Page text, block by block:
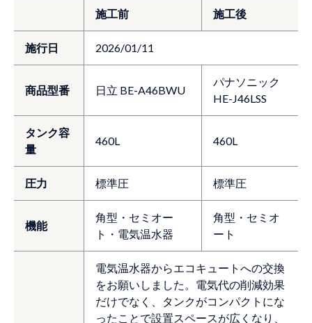
施工前 施工後
施行日 2026/01/11
商品型番 日立 BE-A46BWU
パナソニック
HE-J46LSS
タンク容
量
460L 460L
圧力 標準圧 標準圧
機能
角型・セミオー
ト・電気温水器
角型・セミオ
ート
電気温水器からエコキュートへの交換
をお願いしました。電気代の削減効果
だけでなく、タンクがコンパクトにな
ったことで設置スペースが広くなり、